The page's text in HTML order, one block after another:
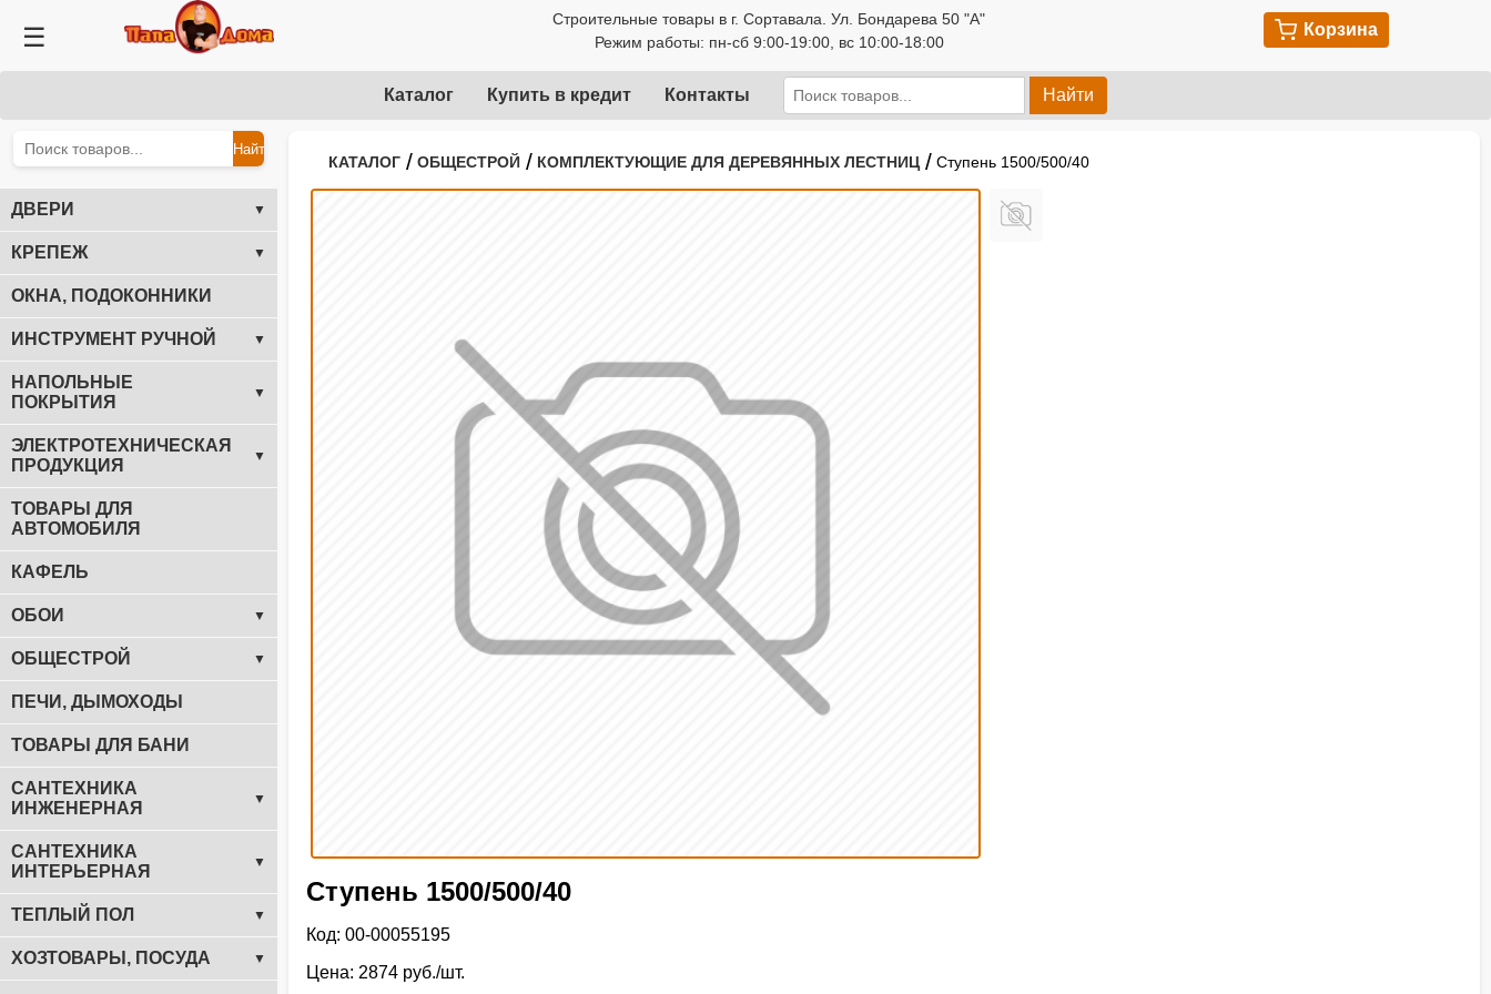
☰
Строительные товары в г. Сортавала. Ул. Бондарева 50 "А"
Режим работы: пн-сб 9:00-19:00, вс 10:00-18:00
Корзина
Каталог Купить в кредит Контакты Найти
Найти
ДВЕРИ ▼
КРЕПЕЖ ▼
ОКНА, ПОДОКОННИКИ
ИНСТРУМЕНТ РУЧНОЙ ▼
НАПОЛЬНЫЕ
ПОКРЫТИЯ
▼
ЭЛЕКТРОТЕХНИЧЕСКАЯ
ПРОДУКЦИЯ
▼
ТОВАРЫ ДЛЯ
АВТОМОБИЛЯ
КАФЕЛЬ
ОБОИ ▼
ОБЩЕСТРОЙ ▼
ПЕЧИ, ДЫМОХОДЫ
ТОВАРЫ ДЛЯ БАНИ
САНТЕХНИКА
ИНЖЕНЕРНАЯ
▼
САНТЕХНИКА
ИНТЕРЬЕРНАЯ
▼
ТЕПЛЫЙ ПОЛ ▼
ХОЗТОВАРЫ, ПОСУДА ▼
КАТАЛОГ / ОБЩЕСТРОЙ / КОМПЛЕКТУЮЩИЕ ДЛЯ ДЕРЕВЯННЫХ ЛЕСТНИЦ / Ступень 1500/500/40
Ступень 1500/500/40
Код: 00-00055195
Цена: 2874 руб./шт.